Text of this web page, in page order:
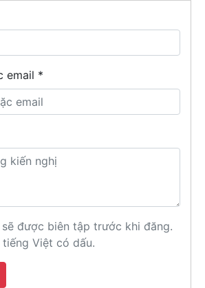
email *
được biên tập trước khi đăng.
Việt có dấu.